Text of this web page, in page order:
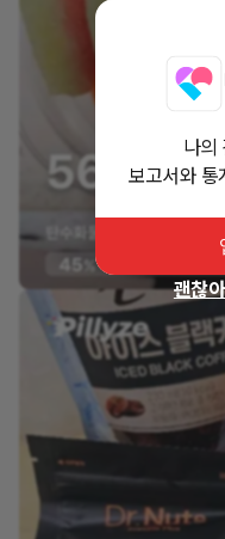
나의
보고서와 통
괜찮